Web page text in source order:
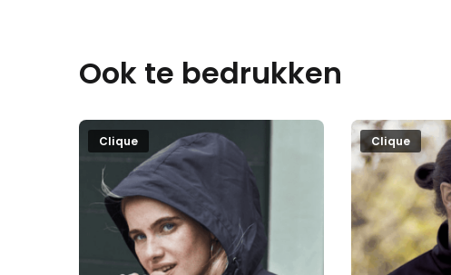
Ook te bedrukken
Clique Clique